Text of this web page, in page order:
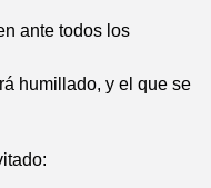
ante todos los
humillado, y el que se